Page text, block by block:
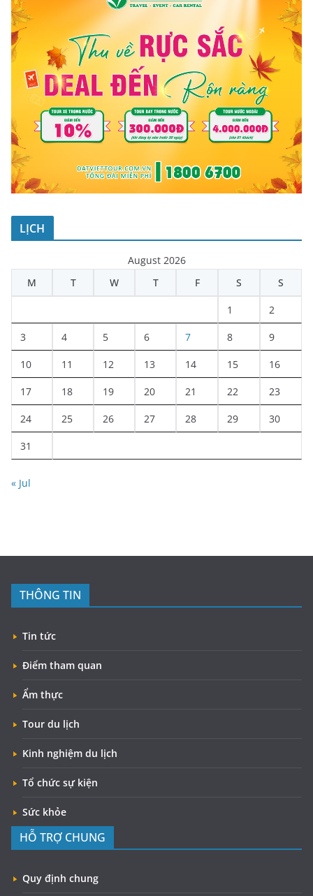
LỊCH
August 2026
M
T W T F S S
1 2
3 4 5 6 7 8 9
10 11 12 13 14 15 16
17 18 19 20 21 22 23
24 25 26 27 28 29 30
31
« Jul
THÔNG TIN
Tin tức
Điểm tham quan
Ẩm thực
Tour du lịch
Kinh nghiệm du lịch
Tổ chức sự kiện
Sức khỏe
HỖ TRỢ CHUNG
Quy định chung